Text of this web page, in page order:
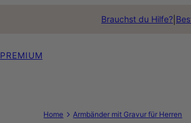
Brauchst du Hilfe?
PREMIUM
Home Armbänder mit Gravur für Herren